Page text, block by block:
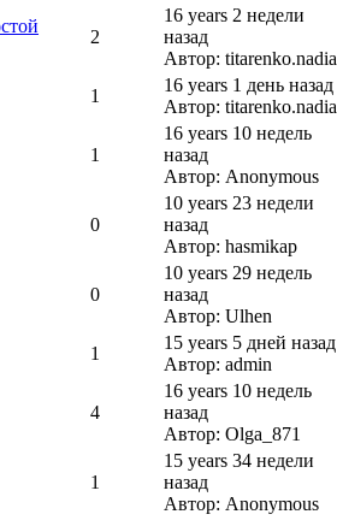
2
16 years 2 недели
назад
Автор: titarenko.nadia
1
16 years 1 день назад
Автор: titarenko.nadia
1
16 years 10 недель
назад
Автор: Anonymous
0
10 years 23 недели
назад
Автор: hasmikap
0
10 years 29 недель
назад
Автор: Ulhen
1
15 years 5 дней назад
Автор: admin
4
16 years 10 недель
назад
Автор: Olga_871
1
15 years 34 недели
назад
Автор: Anonymous